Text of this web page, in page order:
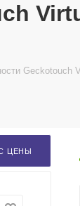
Geckotouch
ЦЕНЫ